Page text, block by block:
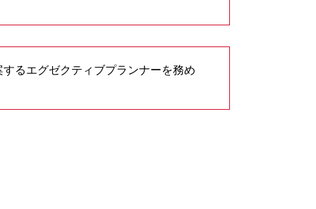
るエグゼクティブプランナーを務め